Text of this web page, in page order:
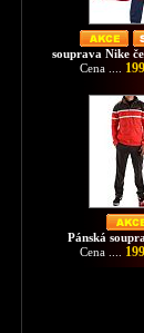
souprava Nike
Cena ....
Pánská
Cena ....